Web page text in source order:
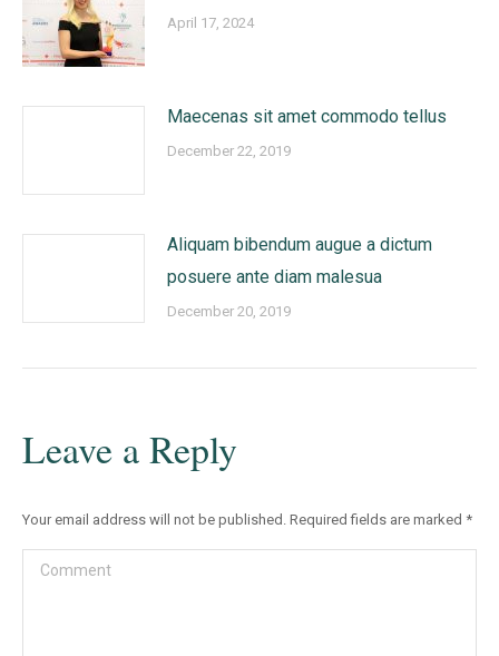
April 17, 2024
Maecenas sit amet commodo tellus
December 22, 2019
Aliquam bibendum augue a dictum
posuere ante diam malesua
December 20, 2019
Leave a Reply
Your email address will not be published. Required fields are marked *
Comment